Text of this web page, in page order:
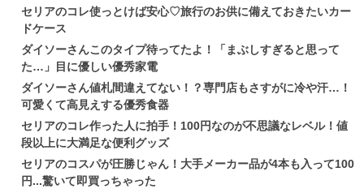
セリアのコレ使っとけば安心♡旅行のお供に備えておきたいカー
ドケース
ダイソーさんこのタイプ待ってたよ！「まぶしすぎると思って
た…」目に優しい優秀家電
ダイソーさん値札間違えてない！？専門店もさすがに冷や汗…！
可愛くて高見えする優秀食器
セリアのコレ作った人に拍手！100円なのが不思議なレベル！値
段以上に大満足な便利グッズ
セリアのコスパが圧勝じゃん！大手メーカー品が4本も入って100
円...驚いて即買っちゃった